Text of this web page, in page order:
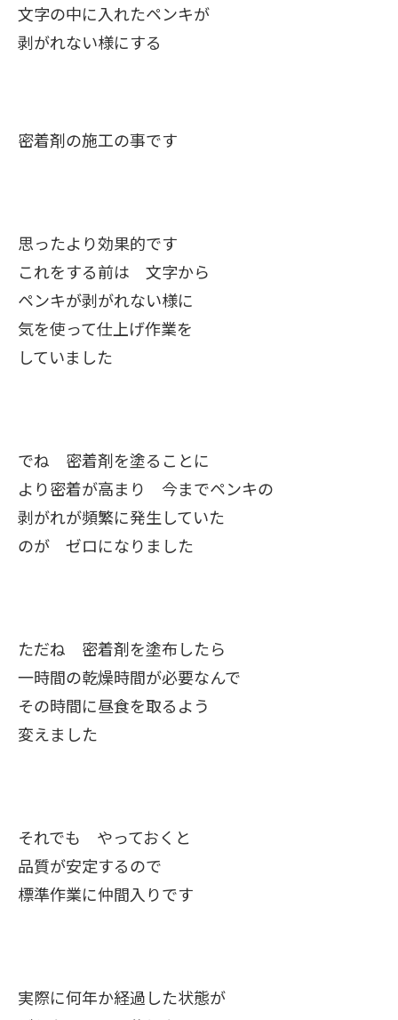
文字の中に入れたペンキが
剥がれない様にする
密着剤の施工の事です
思ったより効果的です
これをする前は 文字から
ペンキが剥がれない様に
気を使って仕上げ作業を
していました
でね 密着剤を塗ることに
より密着が高まり 今までペンキの
剥がれが頻繁に発生していた
のが ゼロになりました
ただね 密着剤を塗布したら
一時間の乾燥時間が必要なんで
その時間に昼食を取るよう
変えました
それでも やっておくと
品質が安定するので
標準作業に仲間入りです
実際に何年か経過した状態が